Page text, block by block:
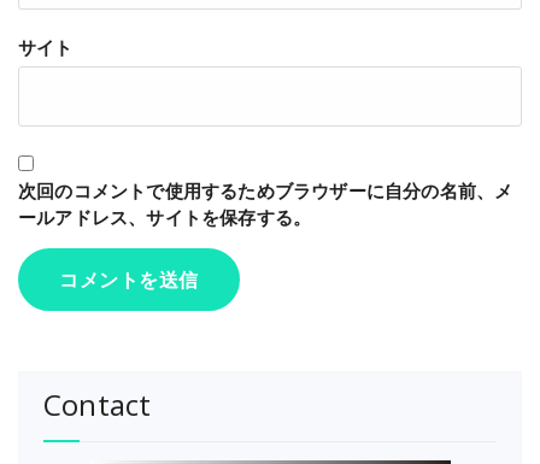
サイト
次回のコメントで使用するためブラウザーに自分の名前、メ
ールアドレス、サイトを保存する。
Contact